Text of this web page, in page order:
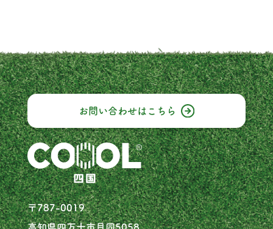
お問い合わせは こちら
〒787-0019